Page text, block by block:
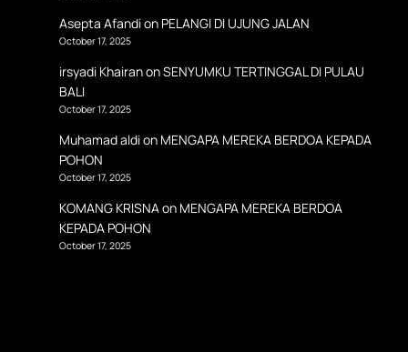
Asepta Afandion PELANGI DI UJUNG JALAN
October 17, 2025
irsyadi KhairanonSENYUMKU TERTINGGAL DI PULAU
BALI
October 17, 2025
Muhamad aldion MENGAPA MEREKA BERDOA KEPADA
POHON
October 17, 2025
KOMANG KRISNAon MENGAPA MEREKA BERDOA
KEPADA POHON
October 17, 2025